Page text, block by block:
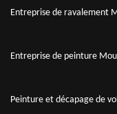
Entreprise de ravalement
Entreprise de peinture
Peinture et décapage de